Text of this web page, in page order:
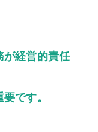
が経営的責任
です。